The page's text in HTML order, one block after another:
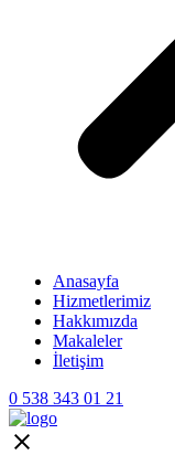
Anasayfa
Hizmetlerimiz
Hakkımızda
Makaleler
İletişim
0 538 343 01 21